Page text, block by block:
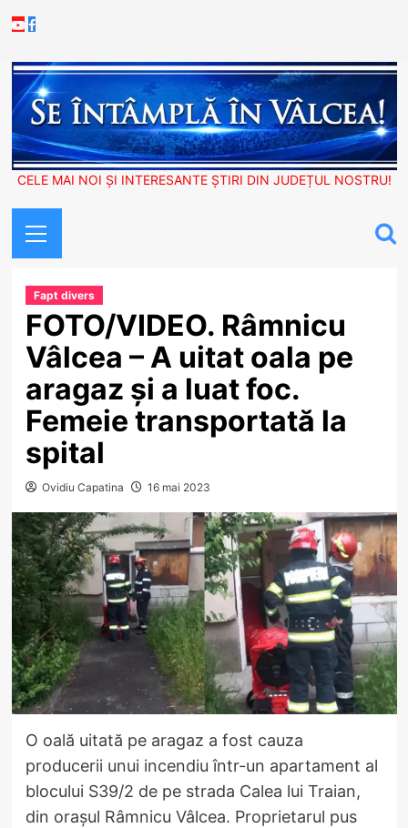
to
Youtube
Facebook
CELE MAI NOI ȘI INTERESANTE ȘTIRI DIN JUDEȚUL NOSTRU!
Menu
Fapt divers
FOTO/VIDEO. Râmnicu
Vâlcea – A uitat oala pe
aragaz și a luat foc.
Femeie transportată la
spital
Ovidiu Capatina 16 mai 2023
O oală uitată pe aragaz a fost cauza
producerii unui incendiu într-un apartament al
blocului S39/2 de pe strada Calea lui Traian,
din orașul Râmnicu Vâlcea. Proprietarul pus